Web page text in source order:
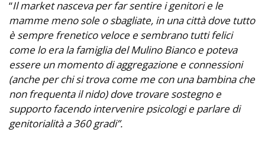
“Il market nasceva per far sentire i genitori e le
mamme meno sole o sbagliate, in una città dove tutto
è sempre frenetico veloce e sembrano tutti felici
come lo era la famiglia del Mulino Bianco e poteva
essere un momento di aggregazione e connessioni
(anche per chi si trova come me con una bambina che
non frequenta il nido) dove trovare sostegno e
supporto facendo intervenire psicologi e parlare di
genitorialità a 360 gradi”.